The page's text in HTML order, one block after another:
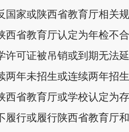
国家或陕西省教育厅相关
西省教育厅认定为年检不
许可证被吊销或到期无法
两年未招生或连续两年招
西省教育厅或学校认定为
履行或履行陕西省教育